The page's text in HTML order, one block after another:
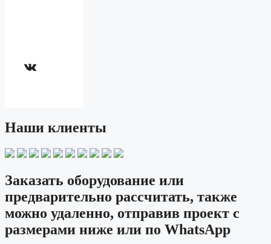
ВКонтакте
Наши клиенты
Заказать оборудование или
предварительно рассчитать, также
можно удаленно, отправив проект с
размерами ниже или по WhatsApp